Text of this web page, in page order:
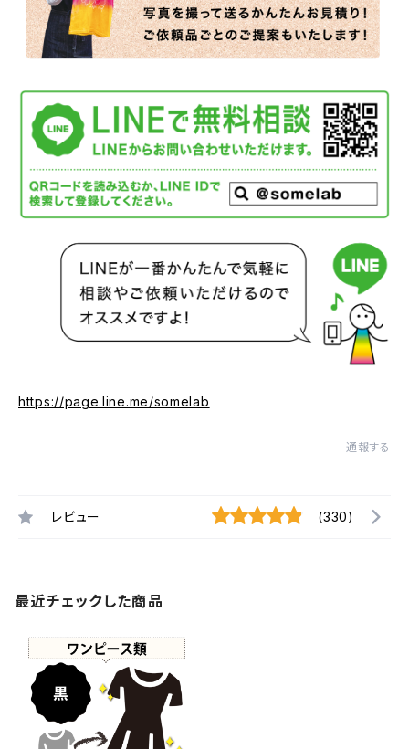
https://page.line.me/somelab
通報する
レビュー (330)
最近チェックした商品